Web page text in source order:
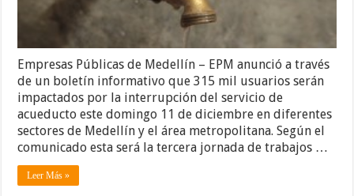
Empresas Públicas de Medellín – EPM anunció a través
de un boletín informativo que 315 mil usuarios serán
impactados por la interrupción del servicio de
acueducto este domingo 11 de diciembre en diferentes
sectores de Medellín y el área metropolitana. Según el
comunicado esta será la tercera jornada de trabajos …
Leer Más »